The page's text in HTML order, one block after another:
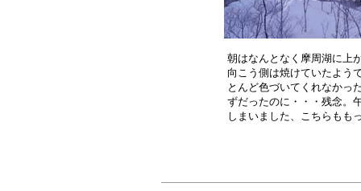
朝はなんとなく摩周湖に上
向こう側は焼けていたよう
とんど色づいてくれなかっ
ずだったのに・・・残念。